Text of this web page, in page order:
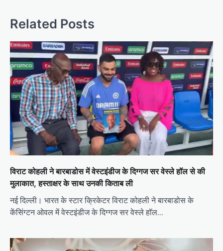
Related Posts
विराट कोहली ने बारबाडोस में वेस्टइंडीज के दिग्गज सर वेस्ले हॉल से की
मुलाकात, हस्ताक्षर के साथ उनकी किताब ली
नई दिल्ली। भारत के स्टार क्रिकेटर विराट कोहली ने बारबाडोस के
केंसिंग्टन ओवल में वेस्टइंडीज के दिग्गज सर वेस्ले हॉल…